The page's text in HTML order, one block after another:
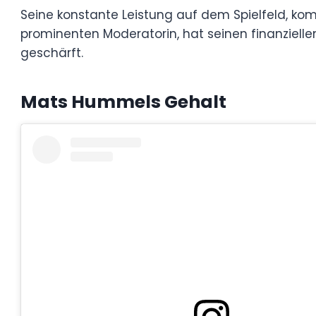
außerhalb der Sportwelt geschärft.
Mats Hummels
View this post on